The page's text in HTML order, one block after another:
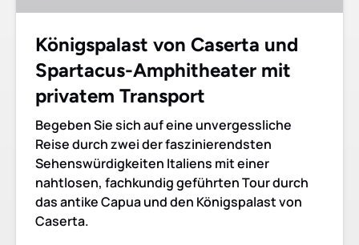
mit
Transport
Königspalast von Caserta und
Spartacus-Amphitheater mit
privatem Transport
Begeben Sie sich auf eine unvergessliche
Reise durch zwei der faszinierendsten
Sehenswürdigkeiten Italiens mit einer
nahtlosen, fachkundig geführten Tour durch
das antike Capua und den Königspalast von
Caserta.